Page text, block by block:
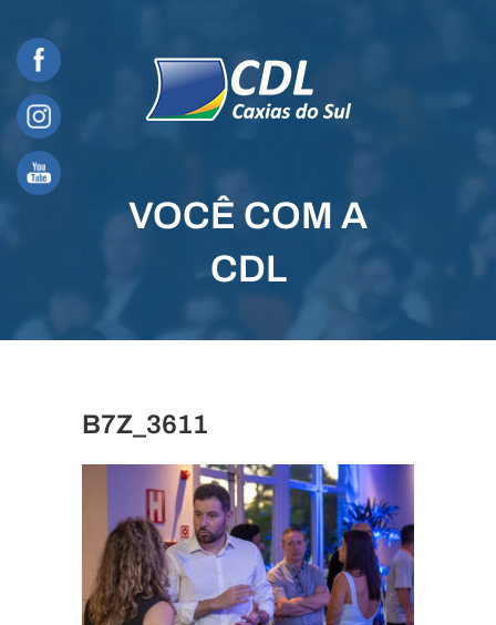
content
VOCÊ COM A
CDL
B7Z_3611